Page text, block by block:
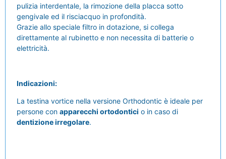
pulizia interdentale, la rimozione della placca sotto
gengivale ed il risciacquo in profondità.
Grazie allo speciale filtro in dotazione, si collega
direttamente al rubinetto e non necessita di batterie o
elettricità.
Indicazioni:
La testina vortice nella versione Orthodontic è ideale per
persone con apparecchi ortodontici o in caso di
dentizione irregolare.